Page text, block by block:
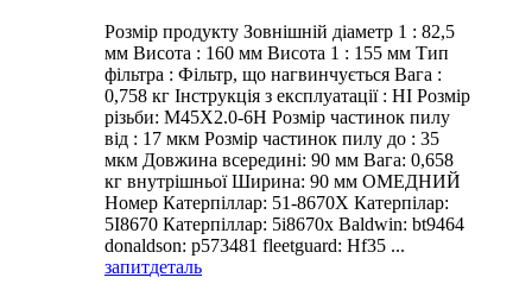
Розмір продукту Зовнішній діаметр 1 : 82,5
мм Висота : 160 мм Висота 1 : 155 мм Тип
фільтра : Фільтр, що нагвинчується Вага :
0,758 кг Інструкція з експлуатації : НІ Розмір
різьби: M45X2.0-6H Розмір частинок пилу
від : 17 мкм Розмір частинок пилу до : 35
мкм Довжина всередині: 90 мм Вага: 0,658
кг внутрішньої Ширина: 90 мм ОМЕДНИЙ
Номер Катерпіллар: 51-8670X Катерпілар:
5I8670 Катерпіллар: 5i8670x Baldwin: bt9464
donaldson: p573481 fleetguard: Hf35 ...
запитдеталь